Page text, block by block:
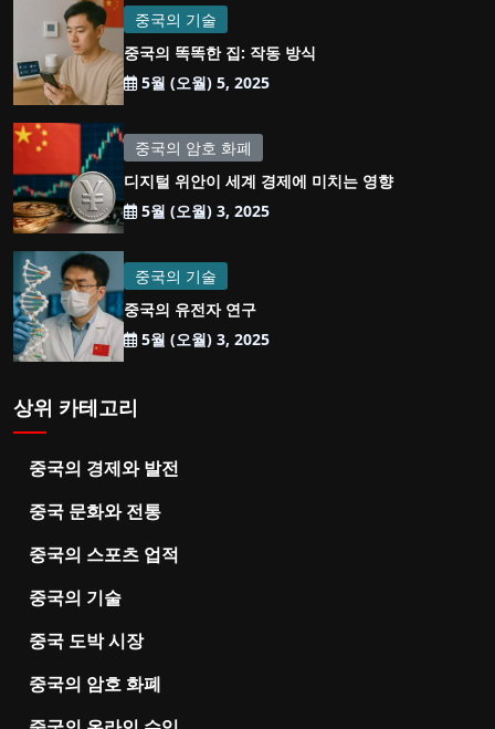
중국의 기술
중국의 똑똑한 집: 작동 방식
5월 (오월) 5, 2025
중국의 암호 화폐
디지털 위안이 세계 경제에 미치는 영향
5월 (오월) 3, 2025
중국의 기술
중국의 유전자 연구
5월 (오월) 3, 2025
상위 카테고리
중국의 경제와 발전
중국 문화와 전통
중국의 스포츠 업적
중국의 기술
중국 도박 시장
중국의 암호 화폐